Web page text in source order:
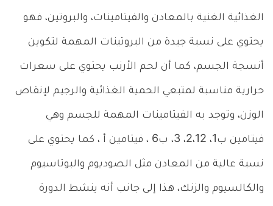
الغذائية الغنية بالمعادن والفيتامينات، والبروتين، فهو
يحتوي على نسبة جيدة من البروتينات المهمة لتكوين
أنسجة الجسم، كما أن لحم الأرنب يحتوي على سعرات
حرارية مناسبة لمتبعي الحمية الغذائية والرجيم لإنقاص
الوزن، وتوجد به الفيتامينات المهمة للجسم وهي
فيتامين ب1، 2،12، 3، ب6 ، فيتامين أ ، كما يحتوي على
نسبة عالية من المعادن مثل الصوديوم والبوتاسيوم
والكالسيوم والزنك، هذا إلى جانب أنه ينشط الدورة